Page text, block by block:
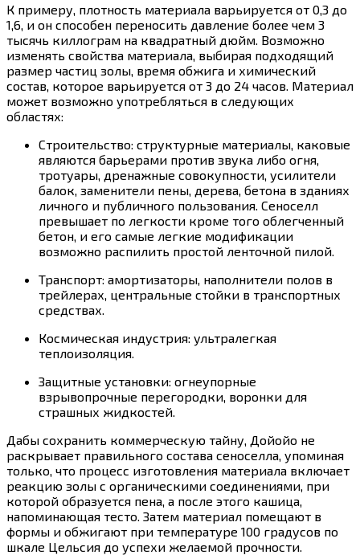
К примеру, плотность материала варьируется от 0,3 до
1,6, и он способен переносить давление более чем 3
тысячь киллограм на квадратный дюйм. Возможно
изменять свойства материала, выбирая подходящий
размер частиц золы, время обжига и химический
состав, которое варьируется от 3 до 24 часов. Материал
может возможно употребляться в следующих
областях:
Строительство: структурные материалы, каковые
являются барьерами против звука либо огня,
тротуары, дренажные совокупности, усилители
балок, заменители пены, дерева, бетона в зданиях
личного и публичного пользования. Сеноселл
превышает по легкости кроме того облегченный
бетон, и его самые легкие модификации
возможно распилить простой ленточной пилой.
Транспорт: амортизаторы, наполнители полов в
трейлерах, центральные стойки в транспортных
средствах.
Космическая индустрия: ультралегкая
теплоизоляция.
Защитные установки: огнеупорные
взрывопрочные перегородки, воронки для
страшных жидкостей.
Дабы сохранить коммерческую тайну, Дойойо не
раскрывает правильного состава сеноселла, упоминая
только, что процесс изготовления материала включает
реакцию золы с органическими соединениями, при
которой образуется пена, а после этого кашица,
напоминающая тесто. Затем материал помещают в
формы и обжигают при температуре 100 градусов по
шкале Цельсия до успехи желаемой прочности.